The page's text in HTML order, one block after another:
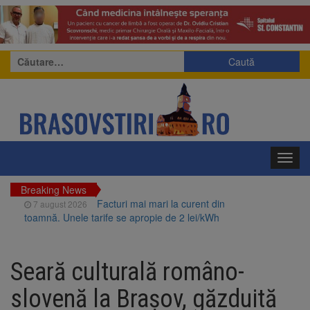
Caută
după:
Breaking News
7 august 2026
Facturi mai mari la curent din
toamnă. Unele tarife se apropie de 2 lei/kWh
depus oficial cererea de insolvență la
Tribunalul București
7 august 2026
Guvernul pregătește posibile
limitări de consum pentru marii consumatori
Seară culturală româno-
slovenă la Brașov, găzduită